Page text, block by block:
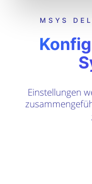
MSYS
Einstellungen